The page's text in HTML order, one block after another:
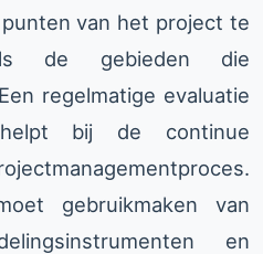
van het project te
de gebieden die
regelmatige evaluatie
bij de continue
gebruikmaken van
en